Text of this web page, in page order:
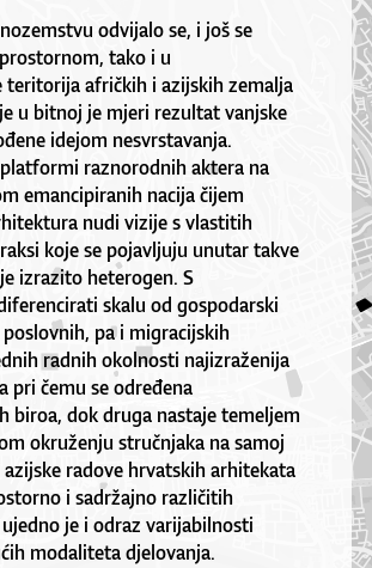
odvijalo se, i još se
tako i u
teritorija afričkih i azijskih zemalja
u bitnoj je mjeri rezultat vanjske
idejom nesvrstavanja.
raznorodnih aktera na
emancipiranih nacija čijem
nudi vizije s vlastitih
koje se pojavljuju unutar takve
izrazito heterogen. S
skalu od gospodarski
pa i migracijskih
radnih okolnosti najizraženija
pri čemu se određena
biroa, dok druga nastaje temeljem
okruženju stručnjaka na samoj
radove hrvatskih arhitekata
i sadržajno različitih
je i odraz varijabilnosti
modaliteta djelovanja.